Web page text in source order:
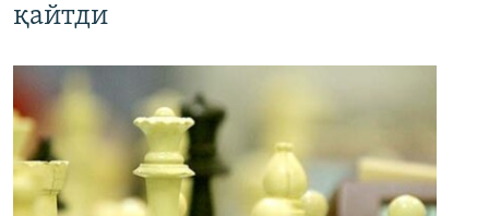
Озодлик бошқа тилларда
қайтди